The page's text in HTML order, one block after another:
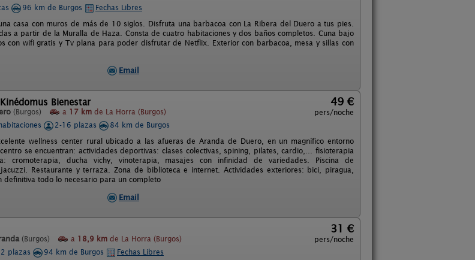
96 km de Burgos
Fechas Libres
casa con muros de más de 10 siglos. Disfruta una barbacoa con La Ribera del Duero a tus pies.
a partir de la Muralla de Haza. Consta de cuatro habitaciones y dos baños completos. Cuna bajo
con wifi gratis y Tv plana para poder disfrutar de Netflix. Exterior con barbacoa, mesa y sillas con
Email
Bienestar
(Burgos) a 17 km de La Horra (Burgos)
49 €
pers/noche
2-16 plazas
84 km de Burgos
wellness center rural ubicado a las afueras de Aranda de Duero, en un magnífico entorno
se encuentran: actividades deportivas: clases colectivas, spining, pilates, cardio,... fisioterapia
cromoterapia, ducha vichy, vinoterapia, masajes con infinidad de variedades. Piscina de
Restaurante y terraza. Zona de biblioteca e internet. Actividades exteriores: bici, piragua,
definitiva todo lo necesario para un completo
Email
(Burgos) a 18,9 km de La Horra (Burgos)
31 €
pers/noche
plazas 94 km de Burgos
Fechas Libres